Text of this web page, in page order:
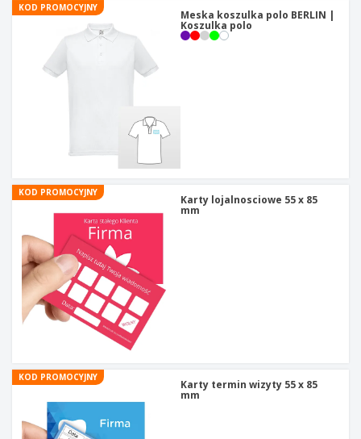
KOD PROMOCYJNY
Meska koszulka polo BERLIN |
Koszulka polo
KOD PROMOCYJNY
Karty lojalnosciowe 55 x 85
mm
KOD PROMOCYJNY
Karty termin wizyty 55 x 85
mm